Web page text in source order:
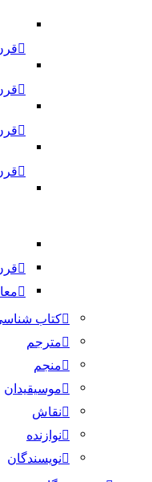
قرن
قرن
قرن
قرن
قرن
کتاب
مترجم
منجم
موسیقیدان
نقاش
نوازنده
نویسندگان